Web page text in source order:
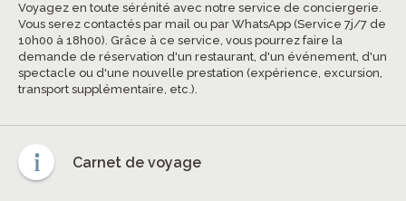
Voyagez en toute sérénité avec notre service de conciergerie.
Vous serez contactés par mail ou par WhatsApp (Service 7j/7 de
10h00 à 18h00). Grâce à ce service, vous pourrez faire la
demande de réservation d'un restaurant, d'un événement, d'un
spectacle ou d'une nouvelle prestation (expérience, excursion,
transport supplémentaire, etc.).
Carnet de voyage